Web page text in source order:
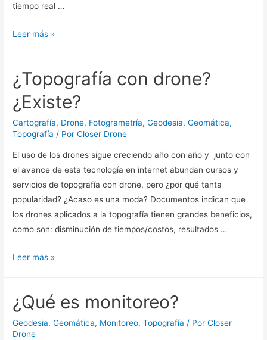
tiempo real …
Leer más »
¿Topografía con drone?
¿Existe?
Cartografía, Drone, Fotogrametría,Geodesia,Geomática,
Topografía / PorCloser Drone
El uso de los drones sigue creciendo año con año y junto con
el avance de esta tecnología en internet abundan cursos y
servicios de topografía con drone, pero ¿por qué tanta
popularidad? ¿Acaso es una moda? Documentos indican que
los drones aplicados a la topografía tienen grandes beneficios,
como son: disminución de tiempos/costos, resultados …
Leer más »
¿Qué es monitoreo?
Geodesia,Geomática, Monitoreo,Topografía / PorCloser
Drone